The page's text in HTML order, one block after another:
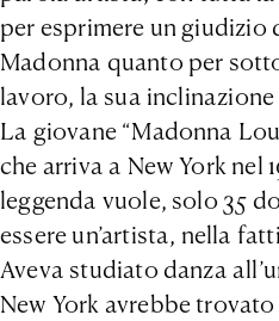
per esprimere un giudizio
Madonna quanto per
lavoro, la sua
La giovane “Madonna
che arriva a New York nel
leggenda vuole, solo 35
essere un’artista, nella
Aveva studiato danza
New York avrebbe